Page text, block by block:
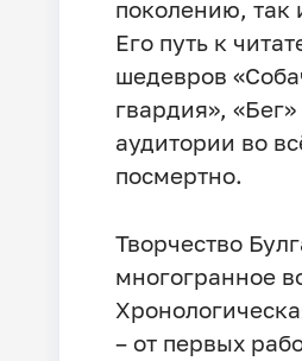
поколению,
Его путь к
шедевров
гвардия»,
аудитории во
посмертно.
Творчество
многогранное
– от первых